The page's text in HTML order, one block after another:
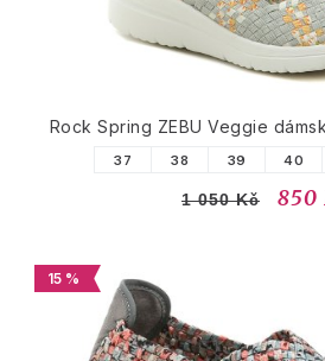
Rock Spring ZEBU Veggie
37 38 39 40
1 050 Kč 850
15 %